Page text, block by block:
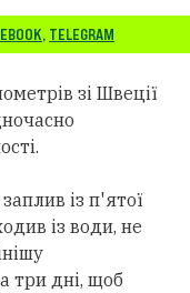
, TELEGRAM
зі Швеції
із п'ятої
із води, не
три дні, щоб